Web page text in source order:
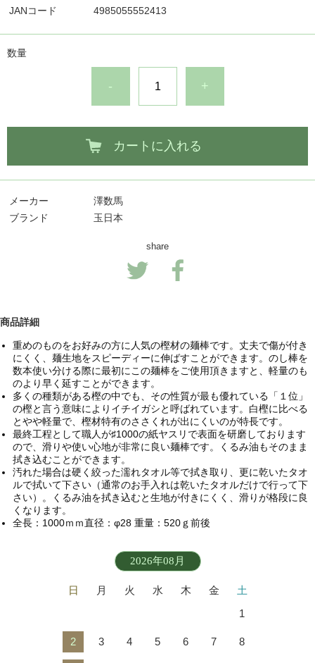
JANコード
4985055552413
数量
- +
カートに入れる
メーカー
澤数馬
ブランド
玉日本
share
商品詳細
重めのものをお好みの方に人気の樫材の麺棒です。丈夫で傷が付き
にくく、麺生地をスピーディーに伸ばすことができます。のし棒を
数本使い分ける際に最初にこの麺棒をご使用頂きますと、軽量のも
のより早く延すことができます。
多くの種類がある樫の中でも、その性質が最も優れている「１位」
の樫と言う意味によりイチイガシと呼ばれています。白樫に比べる
とやや軽量で、樫材特有のささくれが出にくいのが特長です。
最終工程として職人が♯1000の紙ヤスリで表面を研磨しております
ので、滑りや使い心地が非常に良い麺棒です。くるみ油もそのまま
拭き込むことができます。
汚れた場合は硬く絞った濡れタオル等で拭き取り、更に乾いたタオ
ルで拭いて下さい（通常のお手入れは乾いたタオルだけで行って下
さい）。くるみ油を拭き込むと生地が付きにくく、滑りが格段に良
くなります。
全長：1000ｍｍ直径：φ28 重量：520ｇ前後
2026年08月
日 月 火 水 木 金
土
1
2 3 4 5 6 7 8